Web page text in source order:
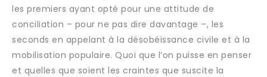
les premiers ayant opté pour une attitude de
conciliation – pour ne pas dire davantage –, les
seconds en appelant à la désobéissance civile et à la
mobilisation populaire. Quoi que l’on puisse en penser
et quelles que soient les craintes que suscite la